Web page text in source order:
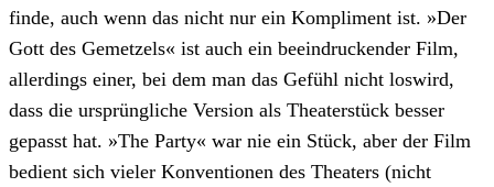
finde, auch wenn das nicht nur ein Kompliment ist. »Der
Gott des Gemetzels« ist auch ein beeindruckender Film,
allerdings einer, bei dem man das Gefühl nicht loswird,
dass die ursprüngliche Version als Theaterstück besser
gepasst hat. »The Party« war nie ein Stück, aber der Film
bedient sich vieler Konventionen des Theaters (nicht